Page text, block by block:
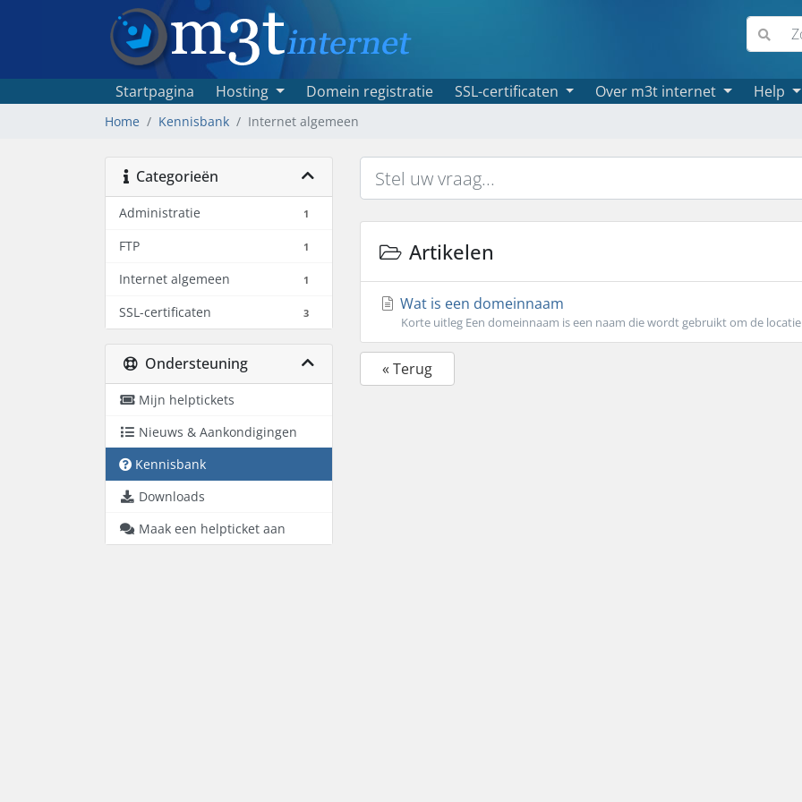
Startpagina Hosting Domein registratie SSL-certificaten Over m3t internet Help
Home Kennisbank Internet algemeen
Categorieën
Administratie 1
FTP 1
Internet algemeen 1
SSL-certificaten 3
Ondersteuning
Mijn helptickets
Nieuws & Aankondigingen
Kennisbank
Downloads
Maak een helpticket aan
Artikelen
Wat is een domeinnaam
Korte uitleg Een domeinnaam is een naam die wordt gebruikt om de
« Terug